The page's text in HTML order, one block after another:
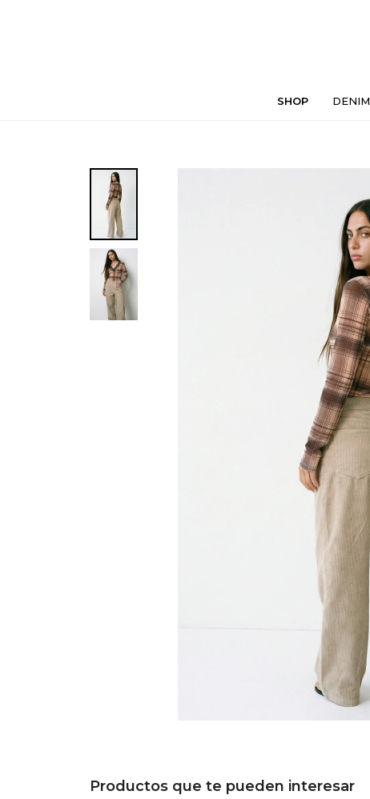
SHOP DENIM
Productos que te pueden interesar